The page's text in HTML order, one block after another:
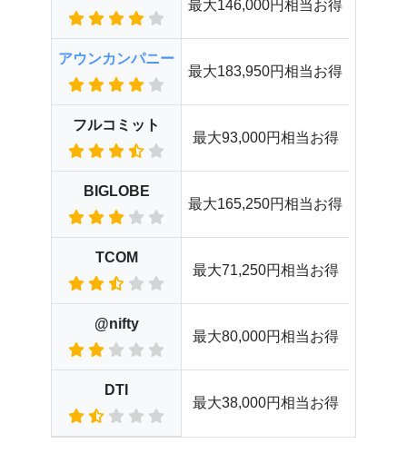
最大146,000円相当お得
アウンカンパニー
最大183,950円相当お得
フルコミット
最大93,000円相当お得
BIGLOBE
最大165,250円相当お得
TCOM
最大71,250円相当お得
@nifty
最大80,000円相当お得
DTI
最大38,000円相当お得